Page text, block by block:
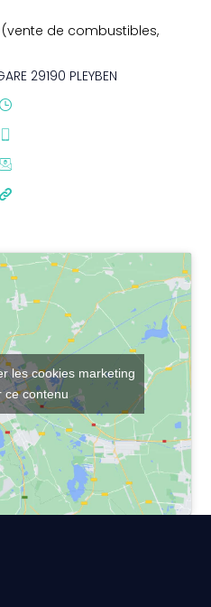
de combustibles,
29190 PLEYBEN
les cookies marketing
ce contenu